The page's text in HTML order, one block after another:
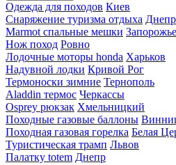
Одежда для походов Киев
Снаряжение туризма отдыха
Marmot спальные мешки Запорожье
Нож поход Ровно
Лодочные моторы honda Харьков
Надувной лодки Кривой Рог
Термоноски зимние Тернополь
Aladdin термос Черкассы
Osprey рюкзак Хмельницкий
Походные газовые баллоны
Походная газовая горелка Белая
Туристическая трамп Львов
Палатку totem Днепр